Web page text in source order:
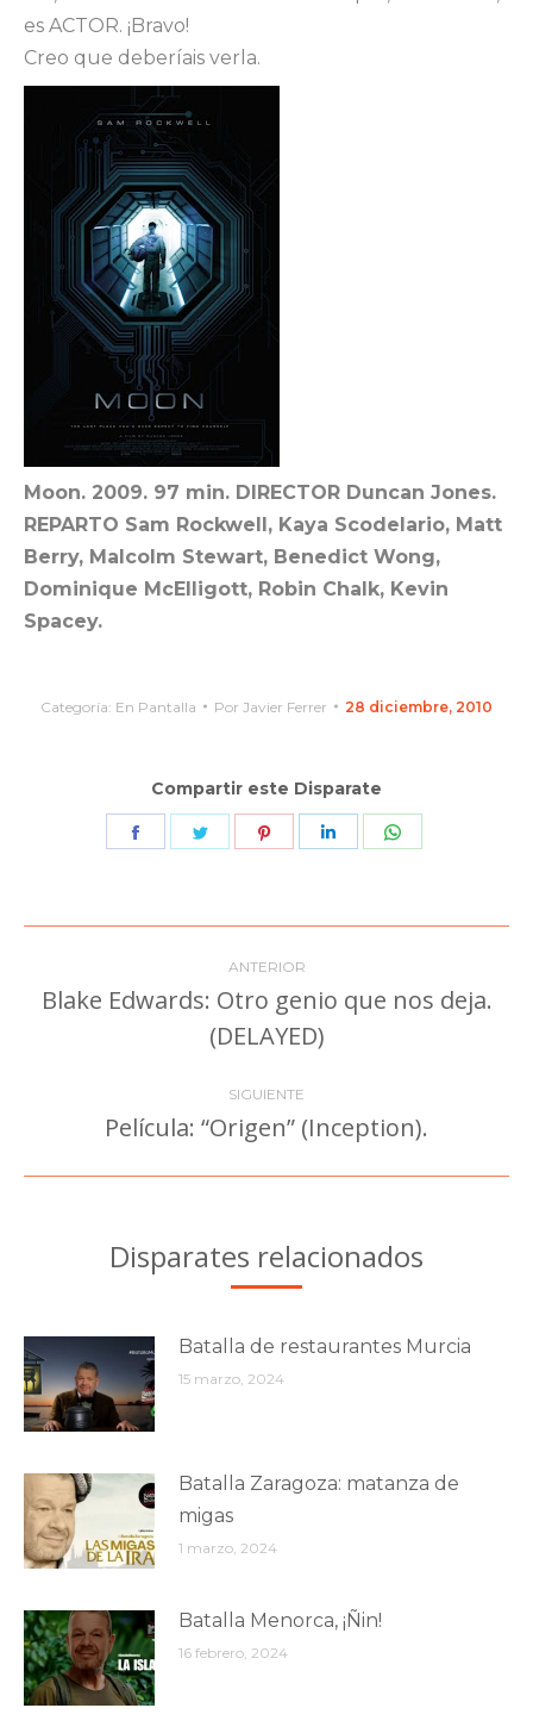
es ACTOR. ¡Bravo!
Creo que deberíais verla.
Moon. 2009. 97 min. DIRECTOR Duncan Jones.
REPARTO Sam Rockwell, Kaya Scodelario, Matt
Berry, Malcolm Stewart, Benedict Wong,
Dominique McElligott, Robin Chalk, Kevin
Spacey.
Categoría: En Pantalla Por Javier Ferrer 28 diciembre, 2010
Compartir este Disparate
Share
Share
Share
Share
Navegación
entre
publicaciones
ANTERIOR
Publicación
anterior:
Blake Edwards: Otro genio que nos deja.
(DELAYED)
SIGUIENTE
Publicación
Película: “Origen” (Inception).
Disparates relacionados
Batalla de restaurantes Murcia
15 marzo, 2024
Batalla Zaragoza: matanza de
migas
1 marzo, 2024
Batalla Menorca, ¡Ñin!
16 febrero, 2024